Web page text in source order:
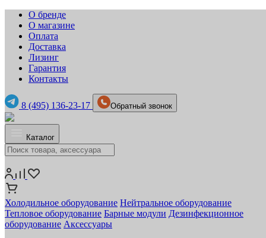
О бренде
О магазине
Оплата
Доставка
Лизинг
Гарантия
Контакты
8 (495) 136-23-17 Обратный звонок
Каталог
Холодильное оборудование Нейтральное оборудование
Тепловое оборудование Барные модули Дезинфекционное
оборудование Аксессуары